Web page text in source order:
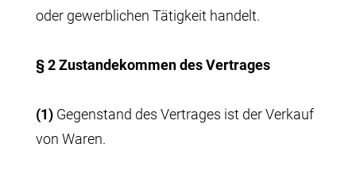
oder gewerblichen Tätigkeit handelt.
§ 2 Zustandekommen des Vertrages
(1)Gegenstand des Vertrages ist der Verkauf
von Waren.